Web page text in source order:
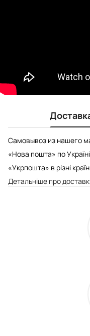
Самовывоз из нашего
«Нова пошта» по
«Укрпошта» в різні
Детальніше про